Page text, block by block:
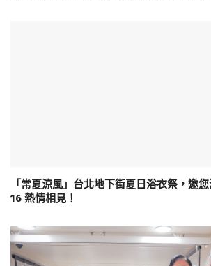
「常夏涼風」台北地下街夏日浴衣祭，邀
16 熱情相見！